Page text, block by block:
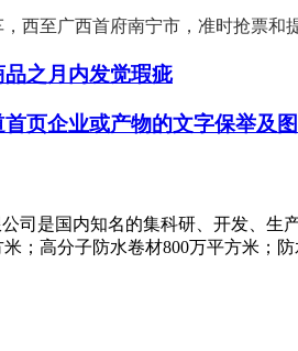
至广西首府南宁市，准时抢票和
之月内发觉瑕疵
页企业或产物的文字保举及图
司是国内知名的集科研、开发、生
；高分子防水卷材800万平方米；